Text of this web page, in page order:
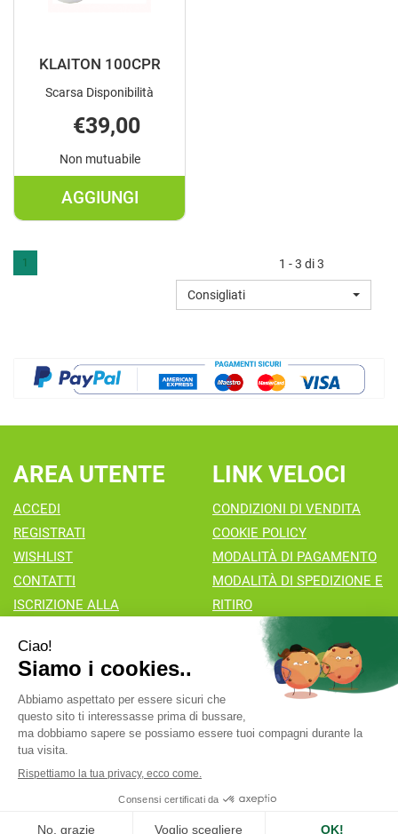
KLAITON 100CPR
Scarsa Disponibilità
€39,00
Non mutuabile
AGGIUNGI
AGGIUNGI KLAITON
1 1 - 3 di 3
Consigliati
AREA UTENTE
ACCEDI
REGISTRATI
WISHLIST
CONTATTI
ISCRIZIONE ALLA
LINK VELOCI
CONDIZIONI DI VENDITA
COOKIE POLICY
MODALITÀ DI PAGAMENTO
MODALITÀ DI SPEDIZIONE E
RITIRO
Farmacia Valaperta Dr. Antonio Pipia
- Via Natale Perego 7
20069 Vaprio d'Adda (MI)
info@farmaciavalaperta.it|Tel.: 02 90 94 880| P.Iva:
Prenofa
Web DesignFulcri srl